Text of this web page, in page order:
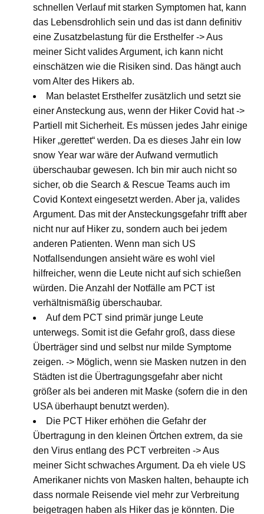
schnellen Verlauf mit starken Symptomen hat, kann
das Lebensdrohlich sein und das ist dann definitiv
eine Zusatzbelastung für die Ersthelfer -> Aus
meiner Sicht valides Argument, ich kann nicht
einschätzen wie die Risiken sind. Das hängt auch
vom Alter des Hikers ab.
Man belastet Ersthelfer zusätzlich und setzt sie
einer Ansteckung aus, wenn der Hiker Covid hat ->
Partiell mit Sicherheit. Es müssen jedes Jahr einige
Hiker „gerettet“ werden. Da es dieses Jahr ein low
snow Year war wäre der Aufwand vermutlich
überschaubar gewesen. Ich bin mir auch nicht so
sicher, ob die Search & Rescue Teams auch im
Covid Kontext eingesetzt werden. Aber ja, valides
Argument. Das mit der Ansteckungsgefahr trifft aber
nicht nur auf Hiker zu, sondern auch bei jedem
anderen Patienten. Wenn man sich US
Notfallsendungen ansieht wäre es wohl viel
hilfreicher, wenn die Leute nicht auf sich schießen
würden. Die Anzahl der Notfälle am PCT ist
verhältnismäßig überschaubar.
Auf dem PCT sind primär junge Leute
unterwegs. Somit ist die Gefahr groß, dass diese
Überträger sind und selbst nur milde Symptome
zeigen. -> Möglich, wenn sie Masken nutzen in den
Städten ist die Übertragungsgefahr aber nicht
größer als bei anderen mit Maske (sofern die in den
USA überhaupt benutzt werden).
Die PCT Hiker erhöhen die Gefahr der
Übertragung in den kleinen Örtchen extrem, da sie
den Virus entlang des PCT verbreiten -> Aus
meiner Sicht schwaches Argument. Da eh viele US
Amerikaner nichts von Masken halten, behaupte ich
dass normale Reisende viel mehr zur Verbreitung
beigetragen haben als Hiker das je könnten. Die